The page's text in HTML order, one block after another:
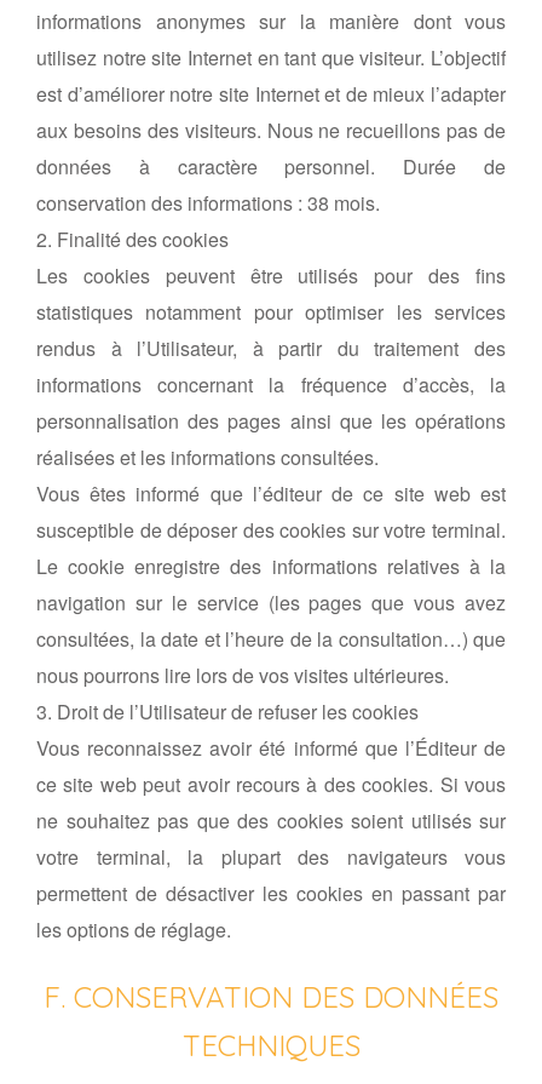
informations anonymes sur la manière dont vous
utilisez notre site Internet en tant que visiteur. L’objectif
est d’améliorer notre site Internet et de mieux l’adapter
aux besoins des visiteurs. Nous ne recueillons pas de
données à caractère personnel. Durée de
conservation des informations : 38 mois.
2. Finalité des cookies
Les cookies peuvent être utilisés pour des fins
statistiques notamment pour optimiser les services
rendus à l’Utilisateur, à partir du traitement des
informations concernant la fréquence d’accès, la
personnalisation des pages ainsi que les opérations
réalisées et les informations consultées.
Vous êtes informé que l’éditeur de ce site web est
susceptible de déposer des cookies sur votre terminal.
Le cookie enregistre des informations relatives à la
navigation sur le service (les pages que vous avez
consultées, la date et l’heure de la consultation…) que
nous pourrons lire lors de vos visites ultérieures.
3. Droit de l’Utilisateur de refuser les cookies
Vous reconnaissez avoir été informé que l’Éditeur de
ce site web peut avoir recours à des cookies. Si vous
ne souhaitez pas que des cookies soient utilisés sur
votre terminal, la plupart des navigateurs vous
permettent de désactiver les cookies en passant par
les options de réglage.
F. CONSERVATION DES DONNÉES
TECHNIQUES